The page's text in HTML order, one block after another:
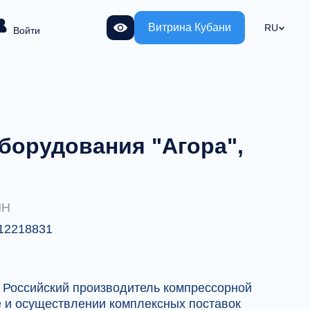
Войти Витрина Кубани RU
"Агора",
осуществлении комплексных поставок